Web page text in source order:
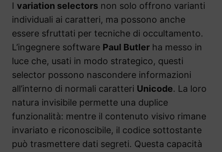
I variation selectors non solo offrono varianti
individuali ai caratteri, ma possono anche
essere sfruttati per tecniche di occultamento.
L’ingegnere software Paul Butler ha messo in
luce che, usati in modo strategico, questi
selector possono nascondere informazioni
all’interno di normali caratteri Unicode. La loro
natura invisibile permette una duplice
funzionalità: mentre il contenuto visivo rimane
invariato e riconoscibile, il codice sottostante
può trasmettere dati segreti. Questa capacità